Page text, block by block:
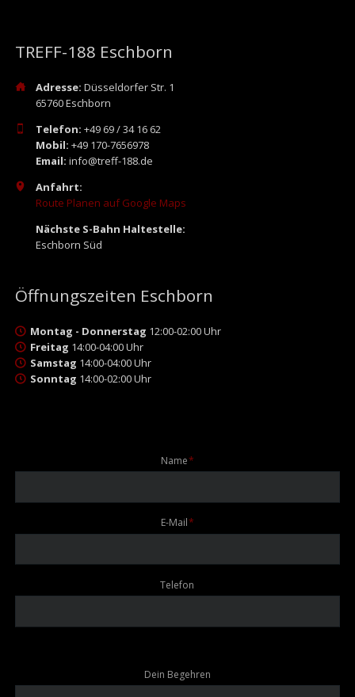
TREFF-188 Eschborn
Adresse: Düsseldorfer Str. 1
65760 Eschborn
Telefon: +49 69 / 34 16 62
Mobil: +49 170-7656978
Email: info@treff-188.de
Anfahrt:
Route Planen auf Google Maps
Nächste S-Bahn Haltestelle:
Eschborn Süd
Öffnungszeiten Eschborn
Montag - Donnerstag 12:00-02:00 Uhr
Freitag 14:00-04:00 Uhr
Samstag 14:00-04:00 Uhr
Sonntag 14:00-02:00 Uhr
Pflichtfeld
Name*
Pflichtfeld
E-Mail*
Telefon
Dein Begehren